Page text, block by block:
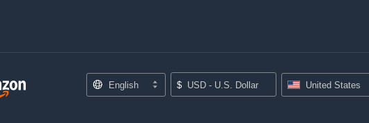
English $ USD - U.S. Dollar United States